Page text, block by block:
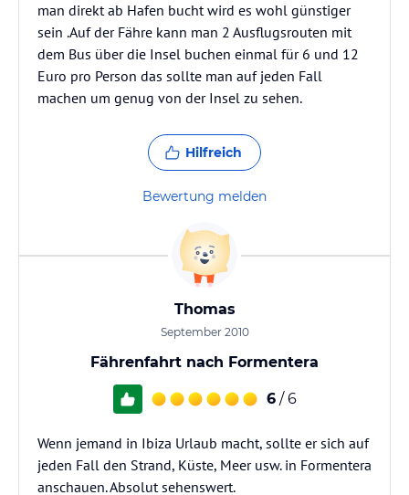
man direkt ab Hafen bucht wird es wohl günstiger
sein .Auf der Fähre kann man 2 Ausflugsrouten mit
dem Bus über die Insel buchen einmal für 6 und 12
Euro pro Person das sollte man auf jeden Fall
machen um genug von der Insel zu sehen.
Hilfreich
Bewertung melden
Thomas
September 2010
Fährenfahrt nach Formentera
6 / 6
Wenn jemand in Ibiza Urlaub macht, sollte er sich auf
jeden Fall den Strand, Küste, Meer usw. in Formentera
anschauen. Absolut sehenswert.